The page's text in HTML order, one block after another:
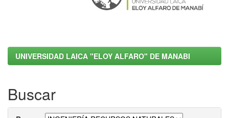
UNIVERSIDAD LAICA "ELOY ALFARO" DE MANABI
Buscar